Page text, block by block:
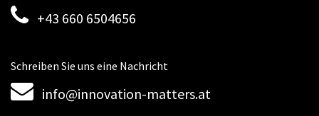
+43 660 6504656
Schreiben Sie uns eine Nachricht
info@innovation-matters.at